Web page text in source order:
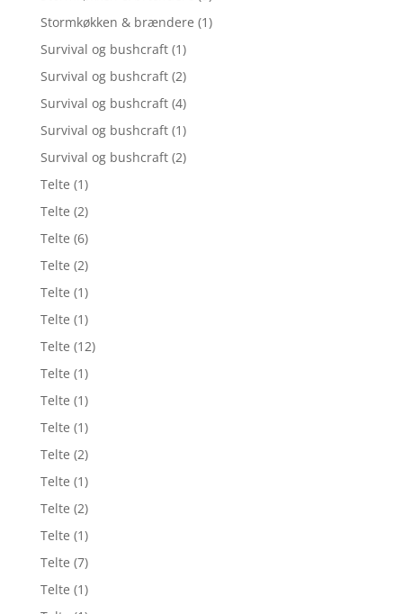
Stormkøkken & brændere (1)
Survival og bushcraft (1)
Survival og bushcraft (2)
Survival og bushcraft (4)
Survival og bushcraft (1)
Survival og bushcraft (2)
Telte (1)
Telte (2)
Telte (6)
Telte (2)
Telte (1)
Telte (1)
Telte (12)
Telte (1)
Telte (1)
Telte (1)
Telte (2)
Telte (1)
Telte (2)
Telte (1)
Telte (7)
Telte (1)